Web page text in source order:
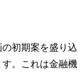
初期案を盛り込
。これは金融機